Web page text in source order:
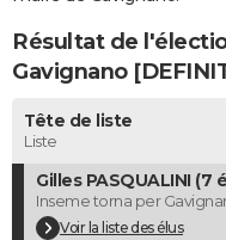
Carte de Noël
Carte Bonne année
Carte Saint-Valentin
Carte Pâques
Carte d'anniversaire
DICTIONNAIRE
Dictionnaire
Biographies
Citations
Expressions
Proverbes
PROGRAMME TV
COPAINS D'AVANT
S'inscrire
Se connecter
Lycées
Collèges
Primaires
Universités
Entreprises
Service militaire
Avis de recherche
AVIS DE DÉCÈS
Résultat de
Gavignano
Tête de liste
Liste
Gilles PASQUALINI (7
Inseme torna per
Voir la liste des élus